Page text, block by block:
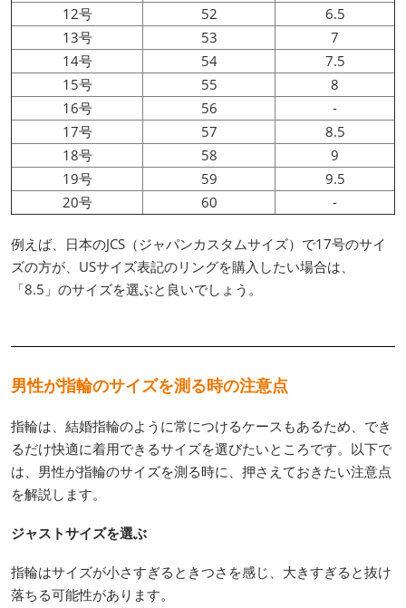
12号 52
6.5
13号
53
7
14号
54
7.5
15号
55
8
16号
56
-
17号
57
8.5
18号
58
9
19号
59
9.5
20号
60 -
例えば、日本のJCS（ジャパンカスタムサイズ）で17号のサイ
ズの方が、USサイズ表記のリングを購入したい場合は、
「8.5」のサイズを選ぶと良いでしょう。
男性が指輪のサイズを測る時の注意点
指輪は、結婚指輪のように常につけるケースもあるため、でき
るだけ快適に着用できるサイズを選びたいところです。以下で
は、男性が指輪のサイズを測る時に、押さえておきたい注意点
を解説します。
ジャストサイズを選ぶ
指輪はサイズが小さすぎるときつさを感じ、大きすぎると抜け
落ちる可能性があります。